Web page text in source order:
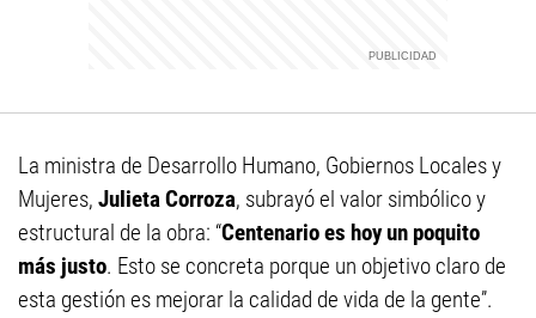
La ministra de Desarrollo Humano, Gobiernos Locales y
Mujeres, Julieta Corroza, subrayó el valor simbólico y
estructural de la obra: “Centenario es hoy un poquito
más justo. Esto se concreta porque un objetivo claro de
esta gestión es mejorar la calidad de vida de la gente”.